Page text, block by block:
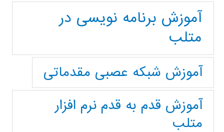
آموزش برنامه نویسی در
متلب
آموزش شبکه عصبی مقدماتی
آموزش قدم به قدم نرم افزار
متلب